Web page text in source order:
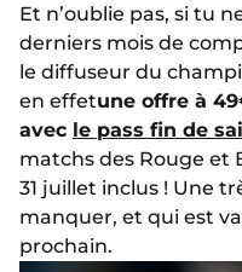
Et n’oublie pas, si tu
derniers mois de
le diffuseur du
en effetune offre à
avec le pass fin de
matchs des Rouge et
31 juillet inclus ! Une
manquer, et qui est
prochain.